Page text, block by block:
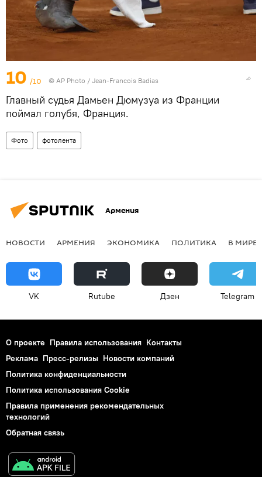
10 /10 © AP Photo / Jean-Francois Badias
Главный судья Дамьен Дюмузуа из Франции
поймал голубя, Франция.
Фото фотолента
Армения
НОВОСТИ АРМЕНИЯ ЭКОНОМИКА ПОЛИТИКА В МИРЕ
VK Rutube Дзен Telegram
О проекте Правила использования Контакты
Реклама Пресс-релизы Новости компаний
Политика конфиденциальности
Политика использования Cookie
Правила применения рекомендательных
технологий
Обратная связь